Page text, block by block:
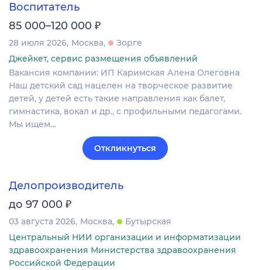
Воспитатель
85 000–120 000 ₽
28 июля 2026 Москва
Зорге
Джейкет, сервис размещения объявлений
Вакансия компании: ИП Каримская Алена Олеговна
Наш детский сад нацелен на творческое развитие
детей, у детей есть такие направления как балет,
гимнастика, вокал и др., с профильными педагогами.
Мы ищем…
Откликнуться
Делопроизводитель
до 97 000 ₽
03 августа 2026 Москва
Бутырская
Центральный НИИ организации и информатизации
здравоохранения Министерства здравоохранения
Российской Федерации